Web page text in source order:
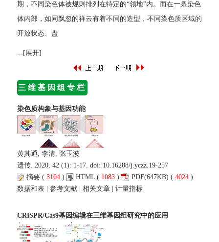
期，不同染色体被规则排列在特定的“领地”内。而在一条染色
体内部，如同飘忽的祥云有着不同的造型，不同染色质区域的
开放状态、盘
...[展开]
三维基因组专栏
染色质构象与基因功能
黄其通, 李清, 张玉波
遗传. 2020, 42 (1): 1-17. doi: 10.16288/j.yczz.19-257
摘要 ( 3104 ) HTML ( 1083 ) PDF(647KB) ( 4024 )
数据和表 | 参考文献 | 相关文章 | 计量指标
CRISPR/Cas9基因编辑在三维基因组研究中的应用